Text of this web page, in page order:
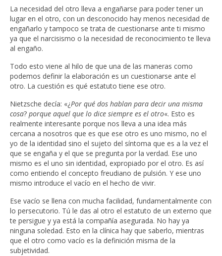
La necesidad del otro lleva a engañarse para poder tener un
lugar en el otro, con un desconocido hay menos necesidad de
engañarlo y tampoco se trata de cuestionarse ante ti mismo
ya que el narcisismo o la necesidad de reconocimiento te lleva
al engaño.
Todo esto viene al hilo de que una de las maneras como
podemos definir la elaboración es un cuestionarse ante el
otro. La cuestión es qué estatuto tiene ese otro.
Nietzsche decía: «¿Por qué dos hablan para decir una misma
cosa? porque aquel que lo dice siempre es el otro«. Esto es
realmente interesante porque nos lleva a una idea más
cercana a nosotros que es que ese otro es uno mismo, no el
yo de la identidad sino el sujeto del síntoma que es a la vez el
que se engaña y el que se pregunta por la verdad. Ese uno
mismo es el uno sin identidad, expropiado por el otro. Es así
como entiendo el concepto freudiano de pulsión. Y ese uno
mismo introduce el vacío en el hecho de vivir.
Ese vacío se llena con mucha facilidad, fundamentalmente con
lo persecutorio. Tú le das al otro el estatuto de un externo que
te persigue y ya está la compañía asegurada. No hay ya
ninguna soledad. Esto en la clínica hay que saberlo, mientras
que el otro como vacío es la definición misma de la
subjetividad.